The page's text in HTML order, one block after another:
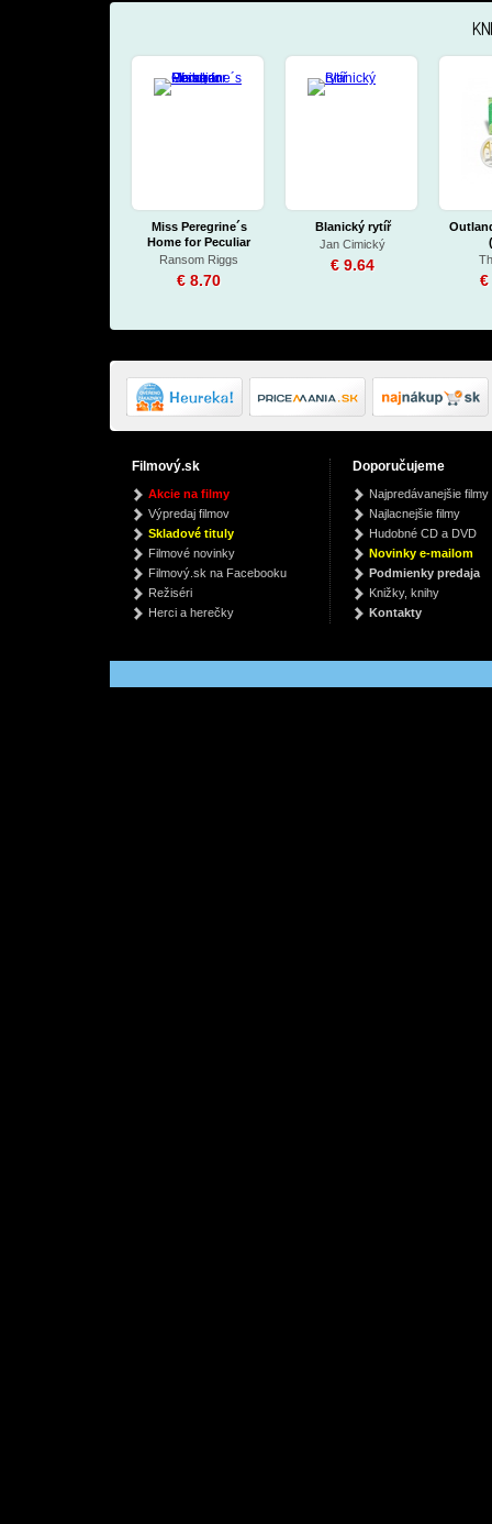
Miss Peregrine´s
Home for Peculiar
Children
Ransom Riggs
€ 8.70
Blanický rytíř
Jan Cimický
€ 9.64
€
The Cuckoo´s Calling
Robert Galbraith
€ 8.32
Lost In Hollywood
(Bluray)
Graham Bonnet Band
€ 19.59
Filmový.sk
Akcie na filmy
Výpredaj filmov
Skladové tituly
Filmové novinky
Filmový.sk na Facebooku
Režiséri
Herci a herečky
Doporučujeme
Najpredávanejšie filmy
Najlacnejšie filmy
Hudobné CD a DVD
Novinky e-mailom
Podmienky predaja
Knižky, knihy
Kontakty